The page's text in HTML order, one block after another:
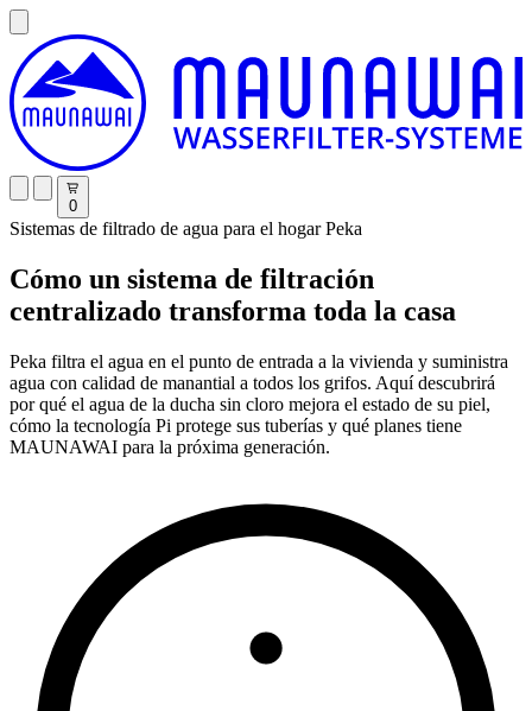
0
Sistemas de filtrado de agua para el hogar Peka
Cómo un sistema de filtración
centralizado transforma toda la casa
Peka filtra el agua en el punto de entrada a la vivienda y suministra
agua con calidad de manantial a todos los grifos. Aquí descubrirá
por qué el agua de la ducha sin cloro mejora el estado de su piel,
cómo la tecnología Pi protege sus tuberías y qué planes tiene
MAUNAWAI para la próxima generación.